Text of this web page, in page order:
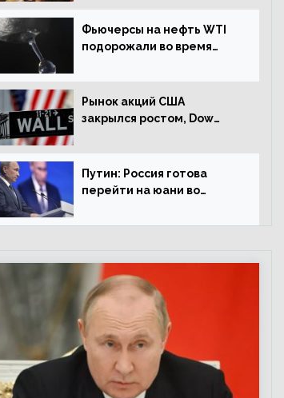
Фьючерсы на нефть WTI
подорожали во время
Рынок акций США
закрылся ростом, Dow
Путин: Россия готова
перейти на юани во